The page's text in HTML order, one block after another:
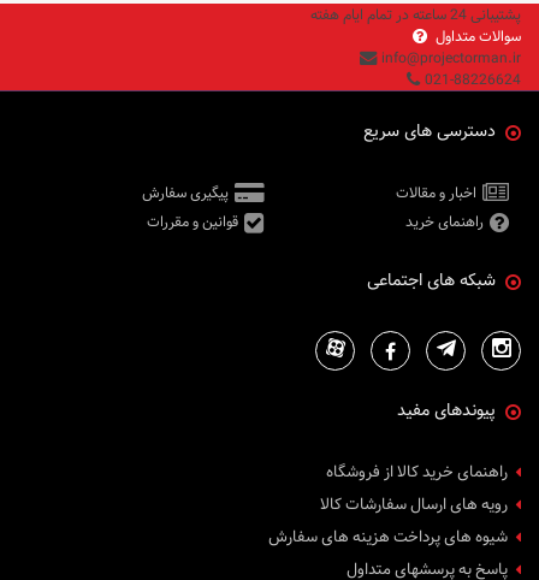
پشتیبانی 24 ساعته در تمام ایام هفته
سوالات متداول
info@projectorman.ir
021-88226624
دسترسی های سریع
اخبار و مقالات
پیگیری سفارش
راهنمای خرید
قوانین و مقررات
شبکه های اجتماعی
پیوندهای مفید
راهنمای خرید کالا از فروشگاه
رویه های ارسال سفارشات کالا
شیوه های پرداخت هزینه های سفارش
پاسخ به پرسشهای متداول